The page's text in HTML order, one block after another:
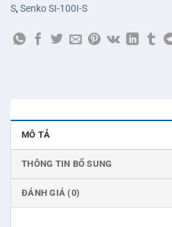
S,Senko SI-100I-S
MÔ TẢ
THÔNG TIN BỔ SUNG
ĐÁNH GIÁ (0)